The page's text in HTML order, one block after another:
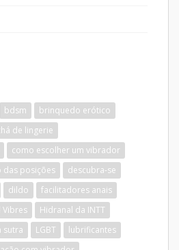
bdsm
brinquedo erótico
de lingerie
como escolher um vibrador
das posições
descubra-se
dildo
facilitadores anais
Vibres
Hidranal da INTT
sutra LGBT
lubrificantes